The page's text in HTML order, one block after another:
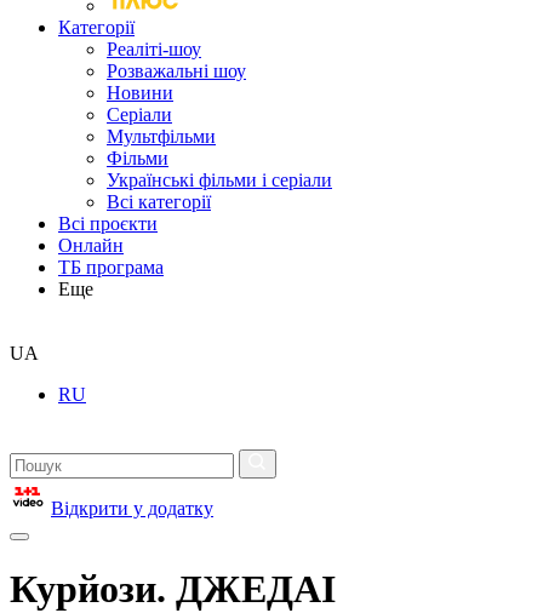
Категорії
Реаліті-шоу
Розважальні шоу
Новини
Серіали
Мультфільми
Фільми
Українські фільми і серіали
Всі категорії
Всі проєкти
Онлайн
ТБ програма
Еще
UA
RU
Відкрити у додатку
Курйози. ДЖЕДАІ